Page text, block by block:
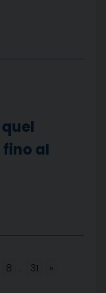
al
8 31 »